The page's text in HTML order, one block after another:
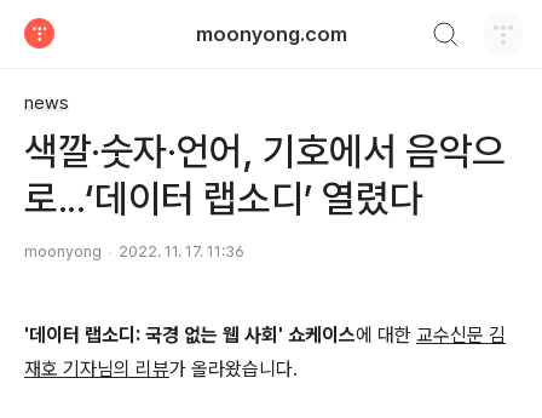
moonyong.com
news
색깔·숫자·언어, 기호에서 음악으
로...‘데이터 랩소디’ 열렸다
moonyong 2022. 11. 17. 11:36
'데이터 랩소디: 국경 없는 웹 사회' 쇼케이스에 대한 교수신문 김
재호 기자님의 리뷰가 올라왔습니다.